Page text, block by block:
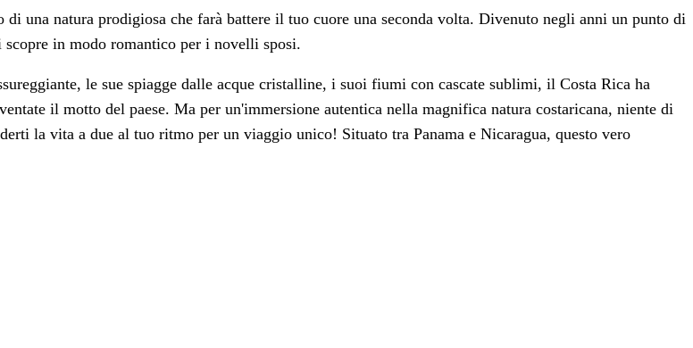
una natura prodigiosa che farà battere il tuo cuore una seconda volta. Divenuto negli anni un punto di
in modo romantico per i novelli sposi.
le sue spiagge dalle acque cristalline, i suoi fiumi con cascate sublimi, il Costa Rica ha
il motto del paese. Ma per un'immersione autentica nella magnifica natura costaricana, niente di
la vita a due al tuo ritmo per un viaggio unico! Situato tra Panama e Nicaragua, questo vero